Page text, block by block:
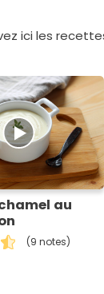
ici les
au
(9 notes)